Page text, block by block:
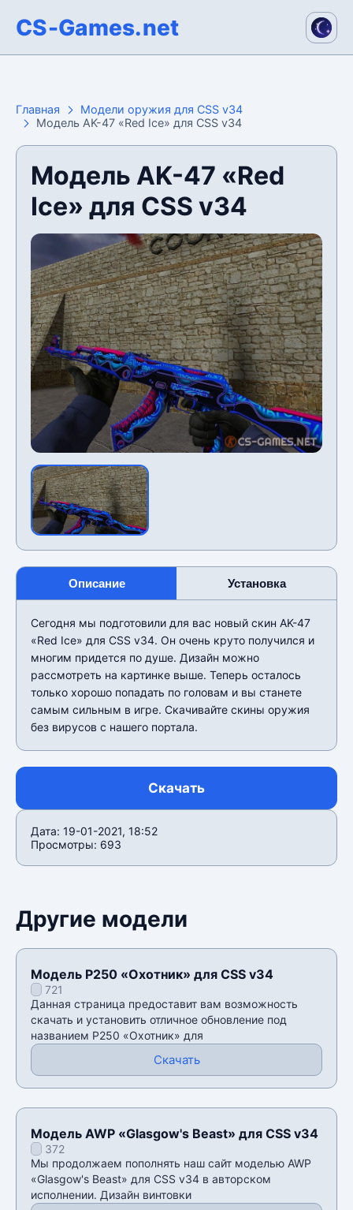
CS-Games.net
Главная
Модели оружия для CSS v34
Модель AK-47 «Red Ice» для CSS v34
Модель AK-47 «Red
Ice» для CSS v34
Описание Установка
Сегодня мы подготовили для вас новый скин AK-47
«Red Ice» для CSS v34. Он очень круто получился и
многим придется по душе. Дизайн можно
рассмотреть на картинке выше. Теперь осталось
только хорошо попадать по головам и вы станете
самым сильным в игре. Скачивайте скины оружия
без вирусов с нашего портала.
Скачать
Дата: 19-01-2021, 18:52
Просмотры: 693
Другие модели
Модель P250 «Охотник» для CSS v34
721
Данная страница предоставит вам возможность
скачать и установить отличное обновление под
названием P250 «Охотник» для
Скачать
Модель AWP «Glasgow's Beast» для CSS v34
372
Мы продолжаем пополнять наш сайт моделью AWP
«Glasgow's Beast» для CSS v34 в авторском
исполнении. Дизайн винтовки